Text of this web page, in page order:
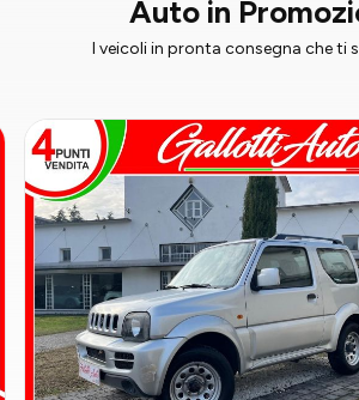
Auto in
I veicoli in pronta consegna che ti